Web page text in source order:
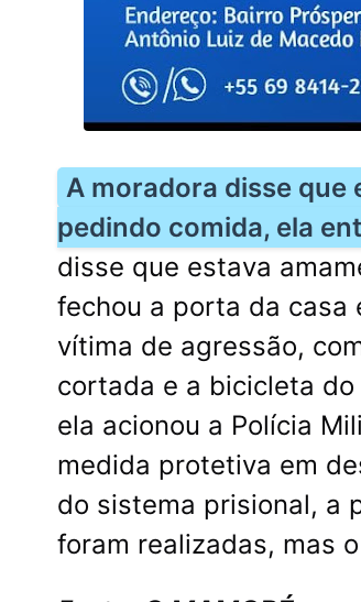
A moradora disse que
pedindo comida, ela
disse que estava
fechou a porta da casa
vítima de agressão,
cortada e a bicicleta
ela acionou a Polícia
medida protetiva em
do sistema prisional, a
foram realizadas, mas